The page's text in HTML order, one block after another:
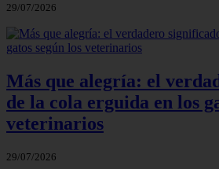
29/07/2026
Más que alegría: el
de la cola erguida en los
veterinarios
29/07/2026